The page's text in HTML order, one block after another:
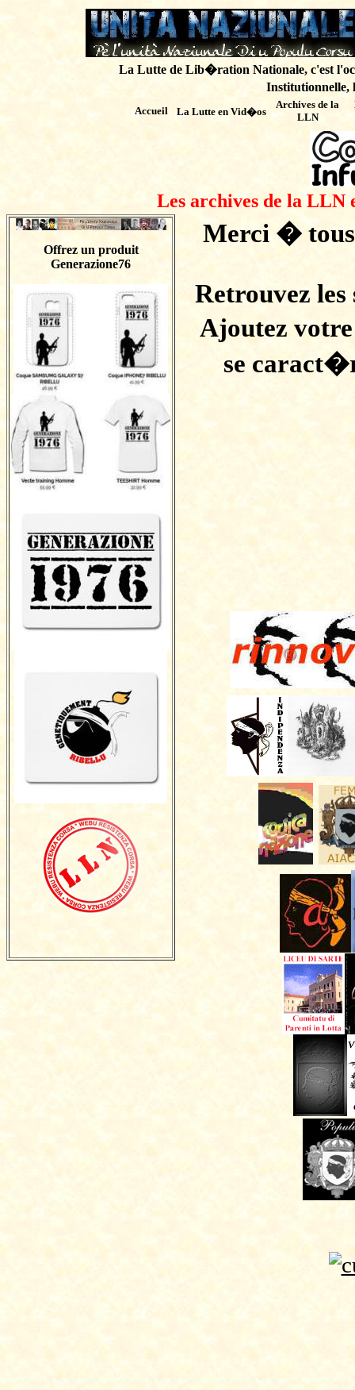
La Lutte de Lib�ration Nationale, c'est
Institutionnelle,
Accueil La Lutte en Vid�os
Archives de la
LLN
Les archives de la LLN
Offrez un produit
Generazione76
Merci �
Retrouvez
Ajoutez
se